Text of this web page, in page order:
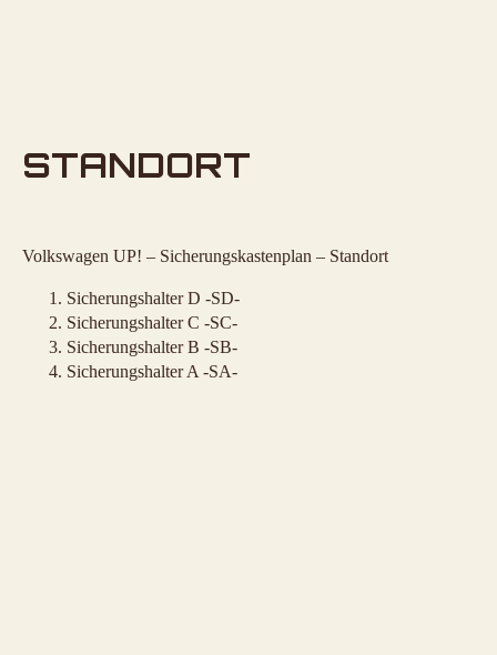
STANDORT
Volkswagen UP! – Sicherungskastenplan – Standort
Sicherungshalter D -SD-
Sicherungshalter C -SC-
Sicherungshalter B -SB-
Sicherungshalter A -SA-